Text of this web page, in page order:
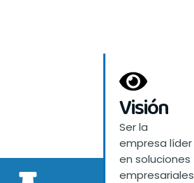
Visión
Ser la
empresa líder
en soluciones
empresariales